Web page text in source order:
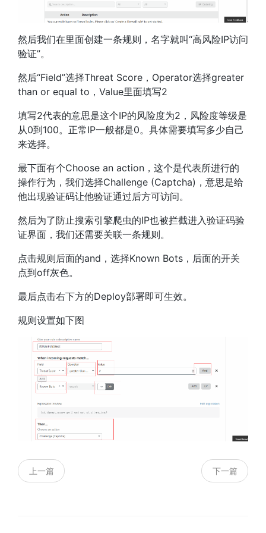
然后我们在里面创建一条规则，名字就叫“高风险IP访问
验证”。
然后“Field”选择Threat Score，Operator选择greater
than or equal to，Value里面填写2
填写2代表的意思是这个IP的风险度为2，风险度等级是
从0到100。正常IP一般都是0。具体需要填写多少自己
来选择。
最下面有个Choose an action，这个是代表所进行的
操作行为，我们选择Challenge (Captcha)，意思是给
他出现验证码让他验证通过后方可访问。
然后为了防止搜索引擎爬虫的IP也被拦截进入验证码验
证界面，我们还需要关联一条规则。
点击规则后面的and，选择Known Bots，后面的开关
点到off灰色。
最后点击右下方的Deploy部署即可生效。
规则设置如下图
上一篇 下一篇